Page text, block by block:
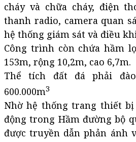
cháy và chữa cháy, điện
thanh radio, camera quan
hệ thống giám sát và điều
Công trình còn chứa hầm
153m, rộng 10,2m, cao 6,7m.
Thể tích đất đá phải
600.000m3
Nhờ hệ thống trang thiết
động trong Hầm đường bộ
được truyền dẫn phản ánh